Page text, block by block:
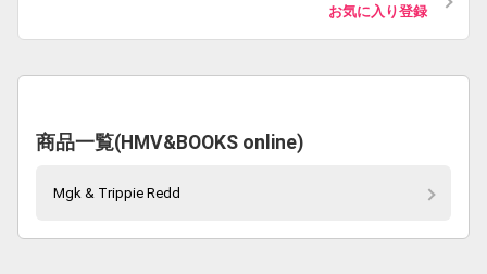
お気に入り登録
商品一覧(HMV&BOOKS online)
Mgk & Trippie Redd